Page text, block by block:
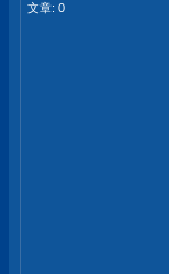
文章: 0